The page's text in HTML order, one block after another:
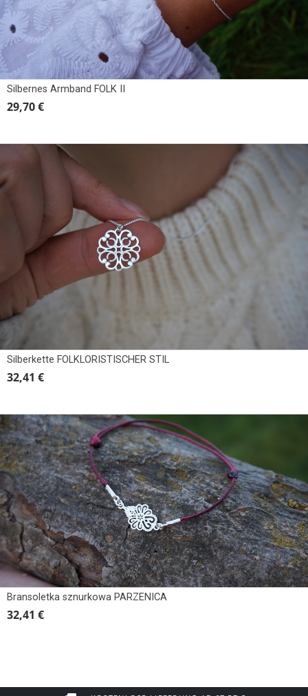
Silbernes Armband FOLK II
29,70 €
Silberkette FOLKLORISTISCHER STIL
32,41 €
Bransoletka sznurkowa PARZENICA
32,41 €